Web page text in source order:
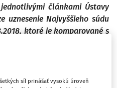
článkami Ústavy
uznesenie Najvyššieho súdu
ktoré je komparované s
sila."síl prinášať vysokú úroveň